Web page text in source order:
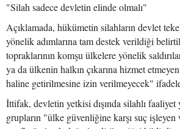
"Silah sadece devletin elinde olmalı"
Açıklamada, hükümetin silahların devlet
yönelik adımlarına tam destek verildiği
topraklarının komşu ülkelere yönelik
ya da ülkenin halkın çıkarına hizmet etmeyen
haline getirilmesine izin verilmeyecek"
İttifak, devletin yetkisi dışında silahlı
grupların "ülke güvenliğine karşı suç işleyen